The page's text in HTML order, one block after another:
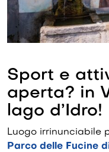
Sport e
aperta? in
lago d’Idro!
Luogo irrinunciabile
Parco delle Fucine